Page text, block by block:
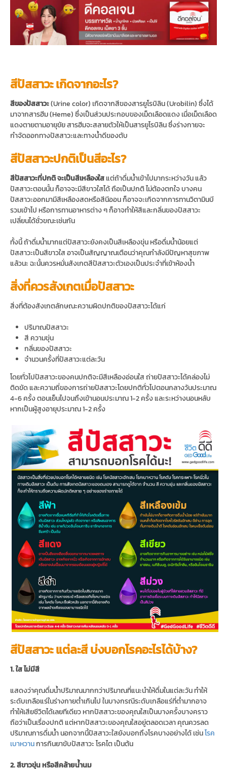
สีปัสสาวะ เกิดจากอะไร?
สีของปัสสาวะ(Urine color) เกิดจากสีของสารยูโรบิลิน (Urobilin) ซึ่งได้
มาจากสารฮีม (Heme) ซึ่งเป็นส่วนประกอบของเม็ดเลือดแดง เมื่อเม็ดเลือด
แดงตายตามอายุขัย สารฮีมจะสลายตัวให้เป็นสารยูโรบิลิน ซึ่งร่างกายจะ
กำจัดออกทางปัสสาวะและทางน้ำดีของตับ
สีปัสสาวะปกติเป็นสีอะไร?
สีปัสสาวะที่ปกติ จะเป็นสีเหลืองใส แต่ถ้าดื่มน้ำเข้าไปมากระหว่างวัน แล้ว
ปัสสาวะตอนนั้น ก็อาจจะมีสีขาวใสได้ ถือเป็นปกติ ไม่ต้องตกใจ บางคน
ปัสสาวะออกมามีสีเหลืองสดหรือสีนีออน ก็อาจจะเกิดจากการทานวิตามินบี
รวมเข้าไป หรือการทานอาหารต่าง ๆ ก็อาจทำให้สีและกลิ่นของปัสสาวะ
เปลี่ยนได้ชั่วขณะเช่นกัน
ทั้งนี้ ถ้าดื่มน้ำมากแต่ปัสสาวะยังคงเป็นสีเหลืองขุ่น หรือดื่มน้ำน้อยแต่
ปัสสาวะเป็นสีขาวใส อาจเป็นสัญญาณเตือนว่าคุณกำลังมีปัญหาสุขภาพ
แล้วนะ ฉะนั้นควรหมั่นสังเกตสีปัสสาวะตัวเองเป็นประจำที่เข้าห้องน้ำ
สิ่งที่ควรสังเกตเมื่อปัสสาวะ
สิ่งที่ต้องสังเกตลักษณะความผิดปกติของปัสสาวะได้แก่
ปริมาณปัสสาวะ
สี ความขุ่น
กลิ่นของปัสสาวะ
จำนวนครั้งที่ปัสสาวะแต่ละวัน
โดยทั่วไปปัสสาวะของคนปกติจะมีสีเหลืองอ่อนใส ถ่ายปัสสาวะได้คล่องไม่
ติดขัด และความถี่ของการถ่ายปัสสาวะโดยปกติทั่วไปตอนกลางวันประมาณ
4-6 ครั้ง ตอนเย็นไปจนถึงเข้านอนประมาณ 1-2 ครั้ง และระหว่างนอนหลับ
หากเป็นผู้สูงอายุประมาณ 1-2 ครั้ง
สีปัสสาวะ แต่ละสี บ่งบอกโรคอะไรได้บ้าง?
1. ใส ไม่มีสี
แสดงว่าคุณดื่มน้ำปริมาณมากกว่าปริมาณที่แนะนำให้ดื่มในแต่ละวัน ทำให้
ระดับเกลือแร่ในร่างกายต่ำเกินไป ในบางกรณีระดับเกลือแร่ที่ต่ำมากอาจ
ทำให้เสียชีวิตได้เลยทีเดียว หากปัสสาวะของคุณใสเป็นบางครั้งบางคราว
ถือว่าเป็นเรื่องปกติ แต่หากปัสสาวะของคุณใสอยู่ตลอดเวลา คุณควรลด
ปริมาณการดื่มน้ำ นอกจากนี้ปัสสาวะใสยังบอกถึงโรคบางอย่างได้ เช่นโรค
เบาหวานการกินยาขับปัสสาวะ โรคไต เป็นต้น
2. สีขาวขุ่น หรือสีคล้ายน้ำนม